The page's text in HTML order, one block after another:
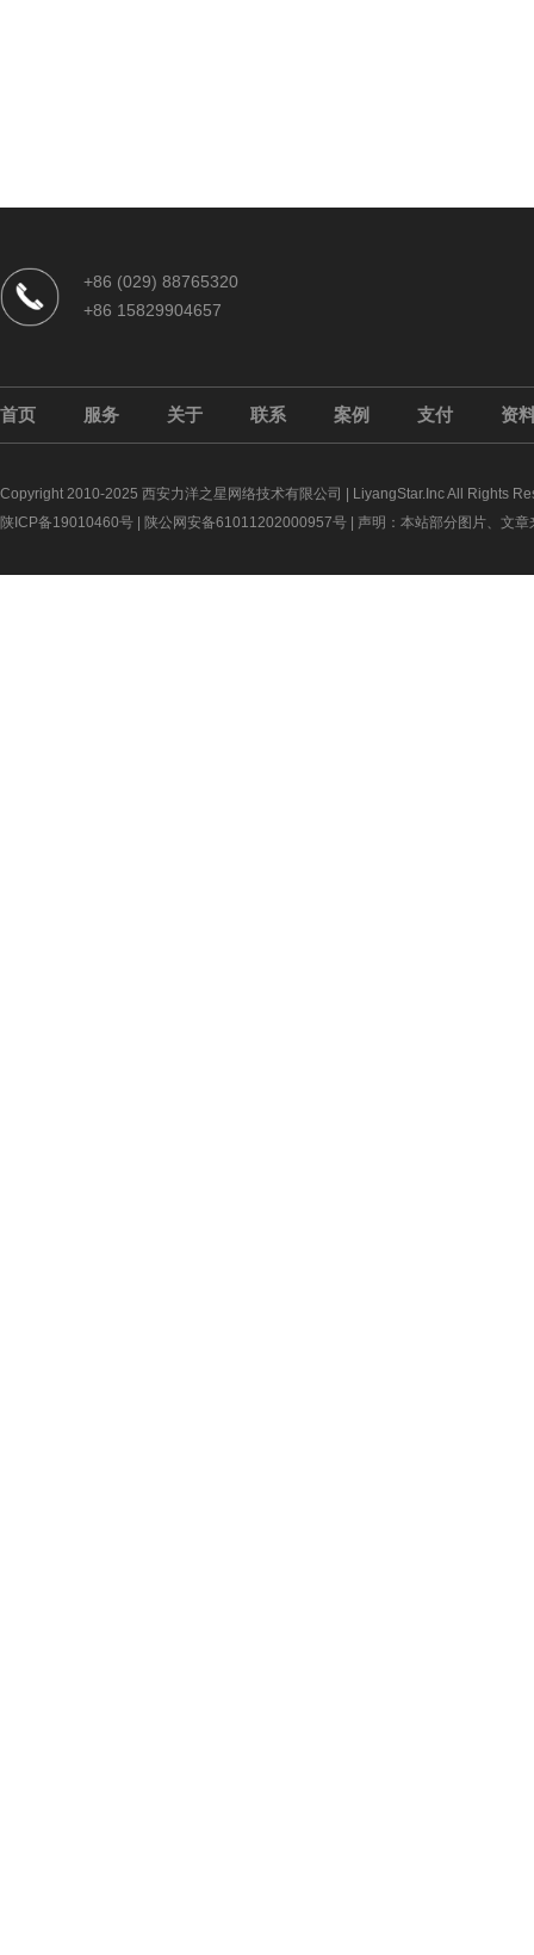
+86 (029) 88765320
+86 15829904657
首页 服务 关于 联系 案例 支付 资
Copyright 2010-2025 西安力洋之星网络技术有限公司 | LiyangStar.Inc All Rights
陕ICP备19010460号
陕公网安备61011202000957号 | 声明：本站部分图片、文